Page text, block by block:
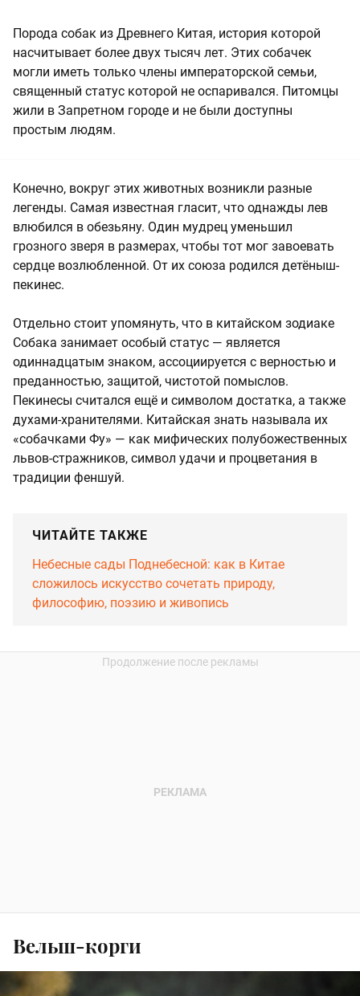
Порода собак из Древнего Китая, история которой
насчитывает более двух тысяч лет. Этих собачек
могли иметь только члены императорской семьи,
священный статус которой не оспаривался. Питомцы
жили в Запретном городе и не были доступны
простым людям.
Конечно, вокруг этих животных возникли разные
легенды. Самая известная гласит, что однажды лев
влюбился в обезьяну. Один мудрец уменьшил
грозного зверя в размерах, чтобы тот мог завоевать
сердце возлюбленной. От их союза родился детёныш-
пекинес.
Отдельно стоит упомянуть, что в китайском зодиаке
Собака занимает особый статус — является
одиннадцатым знаком, ассоциируется с верностью и
преданностью, защитой, чистотой помыслов.
Пекинесы считался ещё и символом достатка, а также
духами-хранителями. Китайская знать называла их
«собачками Фу» — как мифических полубожественных
львов-стражников, символ удачи и процветания в
традиции феншуй.
ЧИТАЙТЕ ТАКЖЕ
Небесные сады Поднебесной: как в Китае
сложилось искусство сочетать природу,
философию, поэзию и живопись
Вельш-корги